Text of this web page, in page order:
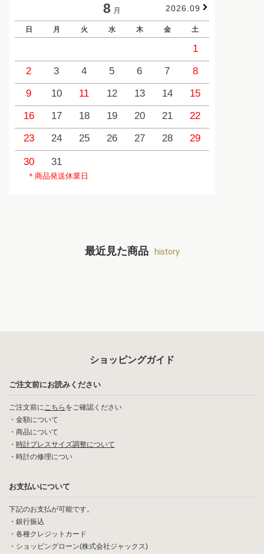
8 月 2026.09
日 月 火 水 木 金 土
1
2
3 4 5 6 7
8
9
10 11 12 13 14
15
16
17 18 19 20 21
22
23
24 25 26 27 28 29
30 31
＊商品発送休業日
最近見た商品 history
ショッピングガイド
ご注文前にお読みください
ご注文前にこちら をご確認ください
・ 金額について
・ 商品について
・ 時計ブレスサイズ調整について
・ 時計の修理につい
お支払いについて
下記のお支払が可能です。
・銀行振込
・各種クレジットカード
・ショッピングローン(株式会社ジャックス)